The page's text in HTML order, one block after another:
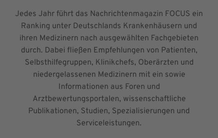
Jedes Jahr führt das Nachrichtenmagazin FOCUS ein
Ranking unter Deutschlands Krankenhäusern und
ihren Medizinern nach ausgewählten Fachgebieten
durch. Dabei fließen Empfehlungen von Patienten,
Selbsthilfegruppen, Klinikchefs, Oberärzten und
niedergelassenen Medizinern mit ein sowie
Informationen aus Foren und
Arztbewertungsportalen, wissenschaftliche
Publikationen, Studien, Spezialisierungen und
Serviceleistungen.